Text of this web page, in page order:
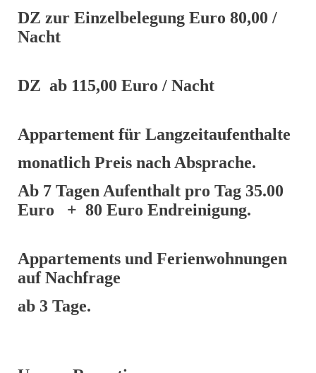
DZ zur Einzelbelegung Euro 80,00 /
Nacht
DZ ab 115,00 Euro / Nacht
Appartement für Langzeitaufenthalte
monatlich Preis nach Absprache.
Ab 7 Tagen Aufenthalt pro Tag 35.00
Euro + 80 Euro Endreinigung.
Appartements und Ferienwohnungen
auf Nachfrage
ab 3 Tage.